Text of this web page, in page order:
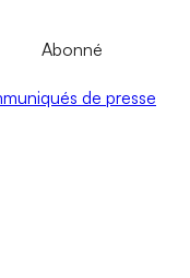
Abonné
de presse